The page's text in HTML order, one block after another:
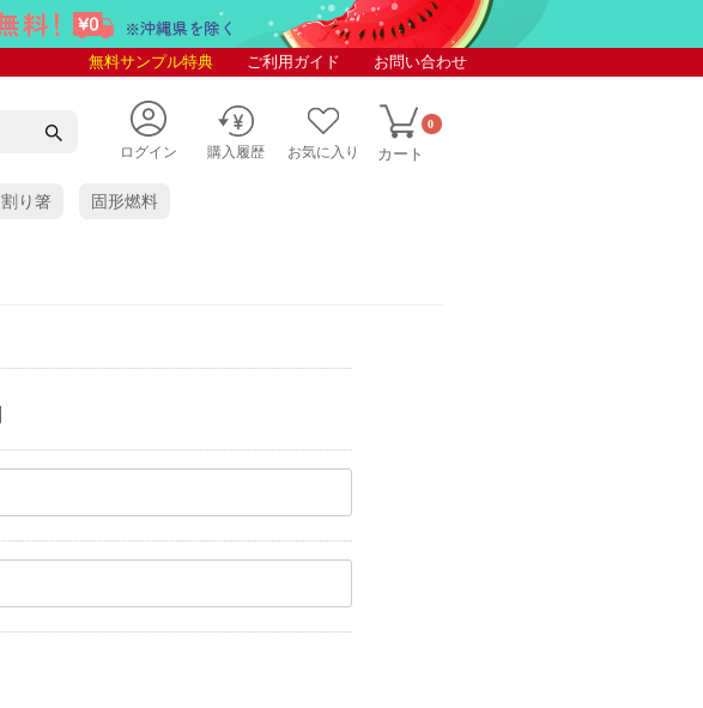
無料サンプル特典 ご利用ガイド お問い合わせ
ログイン 購入履歴 お気に入り カート
0
割り箸 固形燃料